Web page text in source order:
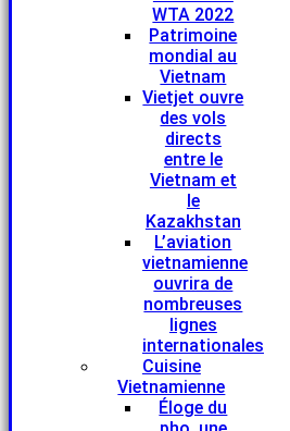
WTA 2022
Patrimoine
mondial au
Vietnam
Vietjet ouvre
des vols
directs
entre le
Vietnam et
le
Kazakhstan
L’aviation
vietnamienne
ouvrira de
nombreuses
lignes
internationales
Cuisine
Vietnamienne
Éloge du